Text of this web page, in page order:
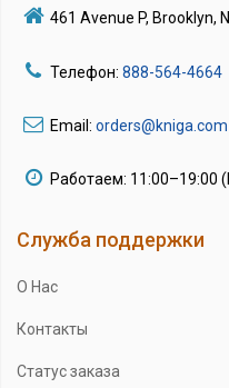
461 Avenue P, Brooklyn,
Телефон: 888-564-4664
Email: orders@kniga.com
Работаем: 11:00–19:00
Служба поддержки
О Нас
Контакты
Статус заказа